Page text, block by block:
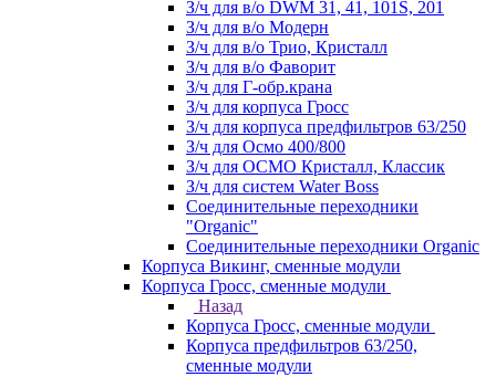
З/ч для в/о DWM 31, 41, 101S, 201
З/ч для в/о Модерн
З/ч для в/о Трио, Кристалл
З/ч для в/о Фаворит
З/ч для Г-обр.крана
З/ч для корпуса Гросс
З/ч для корпуса предфильтров 63/250
З/ч для Осмо 400/800
З/ч для ОСМО Кристалл, Классик
З/ч для систем Water Boss
Соединительные переходники
"Organic"
Соединительные переходники Organic
Корпуса Викинг, сменные модули
Корпуса Гросс, сменные модули
Назад
Корпуса Гросс, сменные модули
Корпуса предфильтров 63/250,
сменные модули